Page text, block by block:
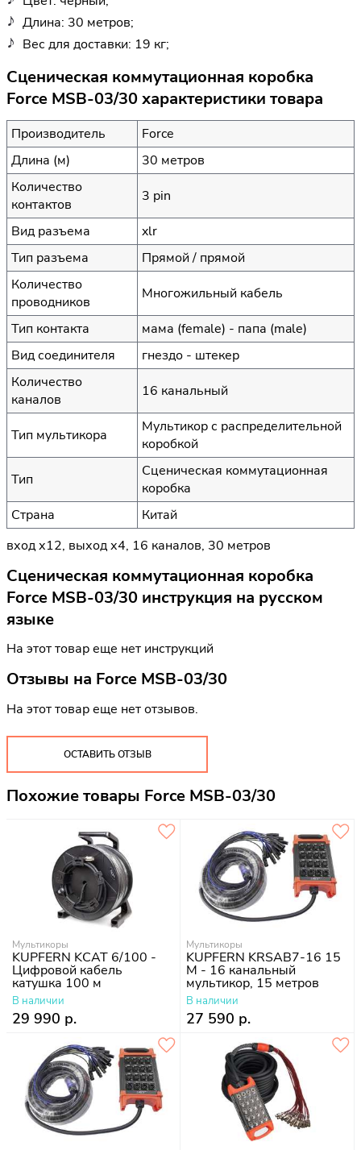
Длина: 30 метров;
Вес для доставки: 19 кг;
Сценическая коммутационная коробка
Force MSB-03/30 характеристики товара
Производитель
Force
Длина (м)
30 метров
Количество
контактов
3 pin
Вид разъема
xlr
Тип разъема
Прямой / прямой
Количество
проводников
Многожильный кабель
Тип контакта
мама (female) - папа (male)
Вид соединителя
гнездо - штекер
Количество
каналов
16 канальный
Тип мультикора
Мультикор с распределительной
коробкой
Тип
Сценическая коммутационная
коробка
Страна
Китай
вход х12, выход х4, 16 каналов, 30 метров
Сценическая коммутационная коробка
Force MSB-03/30 инструкция на русском
языке
На этот товар еще нет инструкций
Отзывы на Force MSB-03/30
На этот товар еще нет отзывов.
ОСТАВИТЬ ОТЗЫВ
Похожие товары Force MSB-03/30
Мультикоры
KUPFERN KCAT 6/100 -
Цифровой кабель
катушка 100 м
В наличии
29 990 р.
Мультикоры
KUPFERN KRSAB7-16 15
M - 16 канальный
мультикор, 15 метров
В наличии
27 590 р.